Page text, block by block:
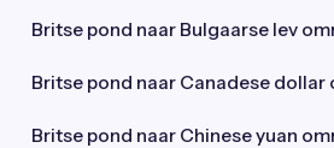
Britse pond naar Bulgaarse lev
Britse pond naar Canadese dollar
Britse pond naar Chinese yuan